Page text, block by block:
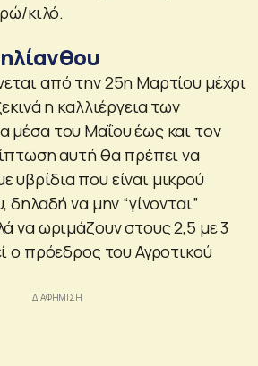
κιλό.
από την 25η Μαρτίου μέχρι
η καλλιέργεια των
μέσα του Μαΐου έως και τον
αυτή θα πρέπει να
υβρίδια που είναι μικρού
δηλαδή να μην “γίνονται”
να ωριμάζουν στους 2,5 με 3
ο πρόεδρος του Αγροτικού